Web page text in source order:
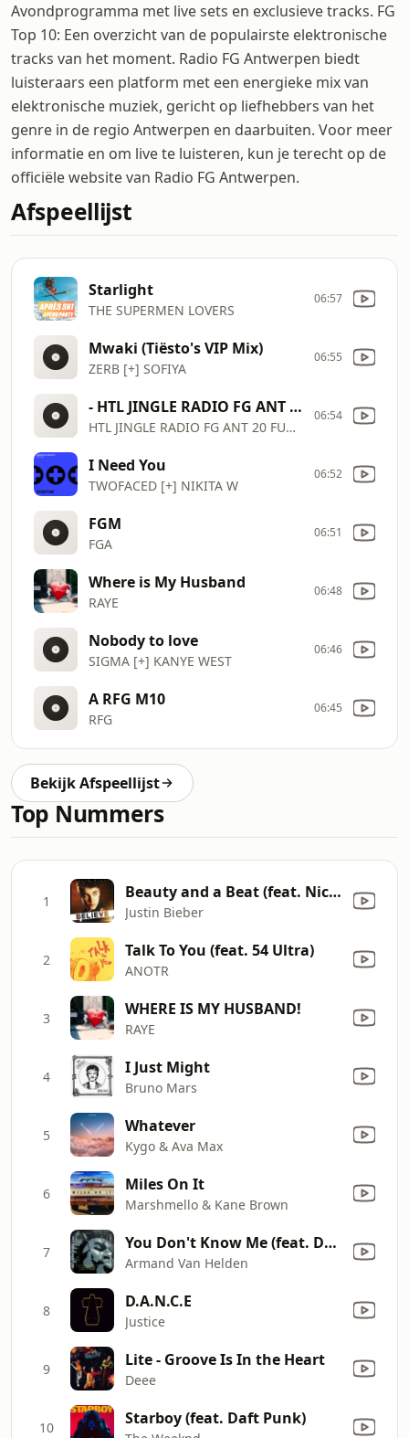
Avondprogramma met live sets en exclusieve tracks. FG
Top 10: Een overzicht van de populairste elektronische
tracks van het moment. Radio FG Antwerpen biedt
luisteraars een platform met een energieke mix van
elektronische muziek, gericht op liefhebbers van het
genre in de regio Antwerpen en daarbuiten. Voor meer
informatie en om live te luisteren, kun je terecht op de
officiële website van Radio FG Antwerpen.
Afspeellijst
Starlight
THE SUPERMEN LOVERS
06:57
Mwaki (Tiësto's VIP Mix)
ZERB [+] SOFIYA
06:55
- HTL JINGLE RADIO FG ANT 20 FUCKING GOOD MUSIC
HTL JINGLE RADIO FG ANT 20 FUCKING GOOD MUSIC
06:54
I Need You
TWOFACED [+] NIKITA W
06:52
FGM
FGA
06:51
Where is My Husband
RAYE
06:48
Nobody to love
SIGMA [+] KANYE WEST
06:46
A RFG M10
RFG
06:45
Bekijk Afspeellijst
Top Nummers
1 Beauty and a Beat (feat. Nicki Minaj)
Justin Bieber
2 Talk To You (feat. 54 Ultra)
ANOTR
3 WHERE IS MY HUSBAND!
RAYE
4 I Just Might
Bruno Mars
5 Whatever
Kygo & Ava Max
6 Miles On It
Marshmello & Kane Brown
7 You Don't Know Me (feat. Duane Harden)
Armand Van Helden
8 D.A.N.C.E
Justice
9 Lite - Groove Is In the Heart
Deee
10 Starboy (feat. Daft Punk)